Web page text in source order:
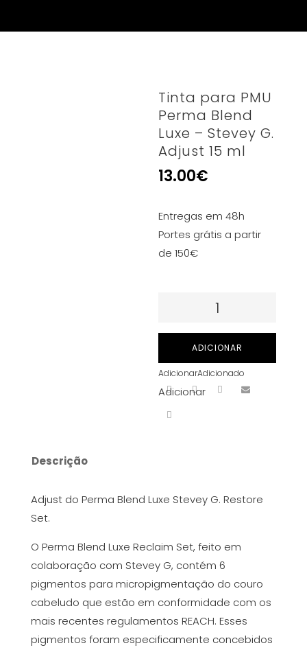
Tinta para PMU
Perma Blend
Luxe – Stevey G.
Adjust 15 ml
13.00€
Entregas em 48h
Portes grátis a partir
de 150€
Quantidade
PMU
Perma
Blend
Adjust
ml
ADICIONAR
AdicionarAdicionado
Adicionar
Descrição
Adjust do Perma Blend Luxe Stevey G. Restore
Set.
O Perma Blend Luxe Reclaim Set, feito em
colaboração com Stevey G, contém 6
pigmentos para micropigmentação do couro
cabeludo que estão em conformidade com os
mais recentes regulamentos REACH. Esses
pigmentos foram especificamente concebidos